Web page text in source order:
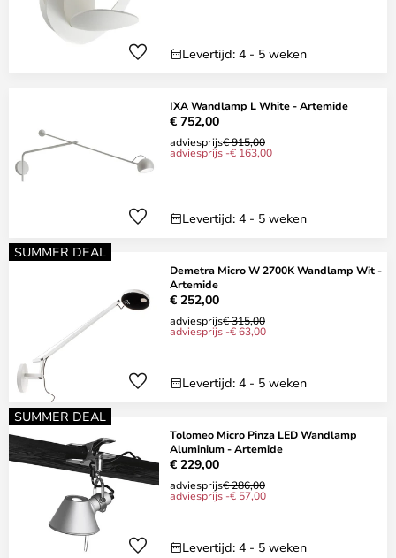
Levertijd: 4 - 5 weken
IXA Wandlamp L White - Artemide
€ 752,00
adviesprijs€ 915,00
adviesprijs -€ 163,00
Levertijd: 4 - 5 weken
SUMMER DEAL
Demetra Micro W 2700K Wandlamp Wit -
Artemide
€ 252,00
adviesprijs€ 315,00
adviesprijs -€ 63,00
Levertijd: 4 - 5 weken
SUMMER DEAL
Tolomeo Micro Pinza LED Wandlamp
Aluminium - Artemide
€ 229,00
adviesprijs€ 286,00
adviesprijs -€ 57,00
Levertijd: 4 - 5 weken